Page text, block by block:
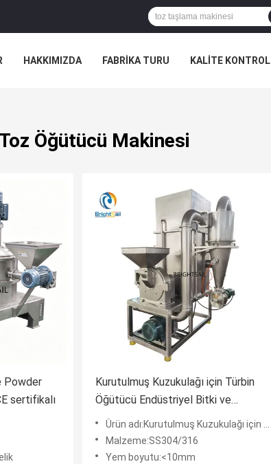
HAKKIMIZDA FABRIKA TURU KALITE KONTROL
Öğütücü Makinesi
Powder
sertifikalı
Kurutulmuş Kuzukulağı için Türbin
Öğütücü Endüstriyel Bitki ve
Baharat Öğütme Çözümü
Ürün adı:Kurutulmuş Kuzukulağı için Türbin Öğütücü Endüstriyel Bitki ve Baharat Öğütme Çözümü
Malzeme:SS304/316
Yem boyutu:<10mm